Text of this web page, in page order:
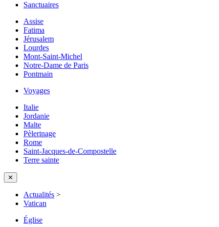
Sanctuaires
Assise
Fatima
Jérusalem
Lourdes
Mont-Saint-Michel
Notre-Dame de Paris
Pontmain
Voyages
Italie
Jordanie
Malte
Pèlerinage
Rome
Saint-Jacques-de-Compostelle
Terre sainte
✕
Actualités >
Vatican
Église